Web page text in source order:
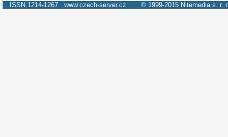
ISSN 1214-1267 www.czech-server.cz © 1999-2015 Nitemedia s. r.